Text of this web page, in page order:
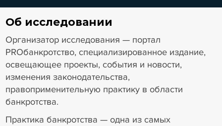
Об исследовании
Организатор исследования — портал
PROбанкротство, специализированное издание,
освещающее проекты, события и новости,
изменения законодательства,
правоприменительную практику в области
банкротства.
Практика банкротства — одна из самых